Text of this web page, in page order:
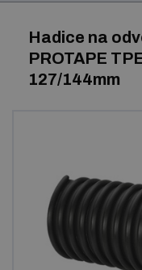
Profily a výroba
Technické plasty
Další pryžové a
Centrum poptávek
Hadice na
PROTAPE
127/144mm